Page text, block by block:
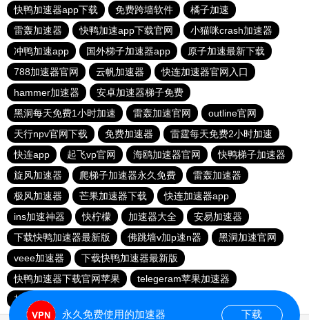
快鸭加速器app下载
免费跨墙软件
橘子加速
雷轰加速器
快鸭加速app下载官网
小猫咪crash加速器
冲鸭加速app
国外梯子加速器app
原子加速最新下载
788加速器官网
云帆加速器
快连加速器官网入口
hammer加速器
安卓加速器梯子免费
黑洞每天免费1小时加速
雷轰加速官网
outline官网
天行npv官网下载
免费加速器
雷霆每天免费2小时加速
快连app
起飞vp官网 海鸥加速器官网
快鸭梯子加速器
旋风加速器
爬梯子加速器永久免费
雷轰加速器
极风加速器
芒果加速器下载
快连加速器app
ins加速神器
快柠檬 加速器大全
安易加速器
下载快鸭加速器最新版
佛跳墙v加p速n器
黑洞加速官网
veee加速器
下载快鸭加速器最新版
快鸭加速器下载官网苹果
telegeram苹果加速器
加速器旋风
永久免费使用的加速器 下载